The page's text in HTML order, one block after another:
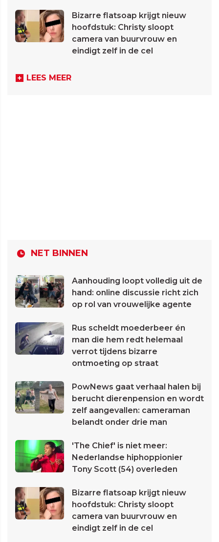
Bizarre flatsoap krijgt nieuw
hoofdstuk: Christy sloopt
camera van buurvrouw en
eindigt zelf in de cel
LEES MEER
NET BINNEN
Aanhouding loopt volledig uit de
hand: online discussie richt zich
op rol van vrouwelijke agente
Rus scheldt moederbeer én
man die hem redt helemaal
verrot tijdens bizarre
ontmoeting op straat
PowNews gaat verhaal halen bij
berucht dierenpension en wordt
zelf aangevallen: cameraman
belandt onder drie man
'The Chief' is niet meer:
Nederlandse hiphoppionier
Tony Scott (54) overleden
Bizarre flatsoap krijgt nieuw
hoofdstuk: Christy sloopt
camera van buurvrouw en
eindigt zelf in de cel